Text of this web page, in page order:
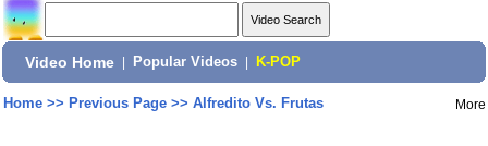
Video Home Popular Videos K-POP
Home>> Previous Page>> Alfredito Vs. Frutas More